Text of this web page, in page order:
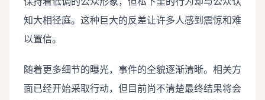
知大相径庭。这种巨大的反差让许多人感到震惊和难
以置信。
随着更多细节的曝光，事件的全貌逐渐清晰。相关方
面已经开始采取行动，但目前尚不清楚最终结果将会